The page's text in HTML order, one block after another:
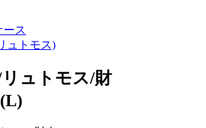
ース
ュトモス)
ュトモス/財